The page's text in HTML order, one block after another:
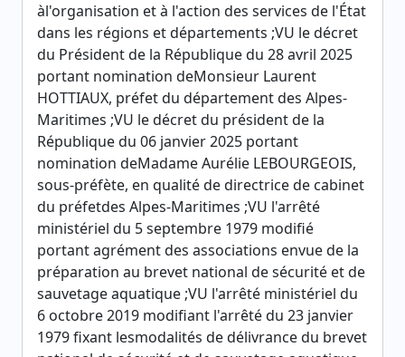
àl'organisation et à l'action des services de l'État
dans les régions et départements ;VU le décret
du Président de la République du 28 avril 2025
portant nomination deMonsieur Laurent
HOTTIAUX, préfet du département des Alpes-
Maritimes ;VU le décret du président de la
République du 06 janvier 2025 portant
nomination deMadame Aurélie LEBOURGEOIS,
sous-préfète, en qualité de directrice de cabinet
du préfetdes Alpes-Maritimes ;VU l'arrêté
ministériel du 5 septembre 1979 modifié
portant agrément des associations envue de la
préparation au brevet national de sécurité et de
sauvetage aquatique ;VU l'arrêté ministériel du
6 octobre 2019 modifiant l'arrêté du 23 janvier
1979 fixant lesmodalités de délivrance du brevet